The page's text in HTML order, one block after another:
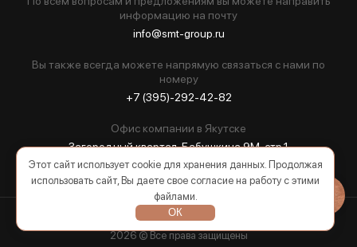
информацию на почту
info@smt-group.ru
Вы также всегда можете напрямую связаться с нами по
номеру
+7 (395)-292-42-82
Офис компании в Якутске
Загородный квартал, Бабушкина 9М, стр.1
2026 © Все права защищены
Этот сайт использует cookie для хранения данных. Продолжая
использовать сайт, Вы даете свое согласие на работу с этими
файлами.
ОК